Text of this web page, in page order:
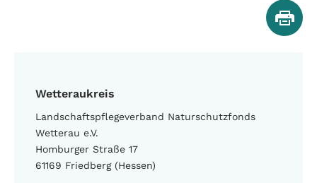
Wetteraukreis
Landschaftspflegeverband Naturschutzfonds
Wetterau e.V.
Homburger Straße 17
61169 Friedberg (Hessen)